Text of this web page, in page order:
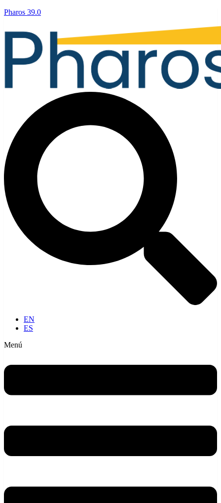
Pharos 39.0
EN
ES
Menú